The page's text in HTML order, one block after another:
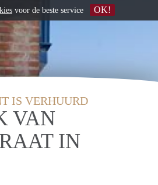
IS VERHUURD
VAN
IN
voor de beste service OK!